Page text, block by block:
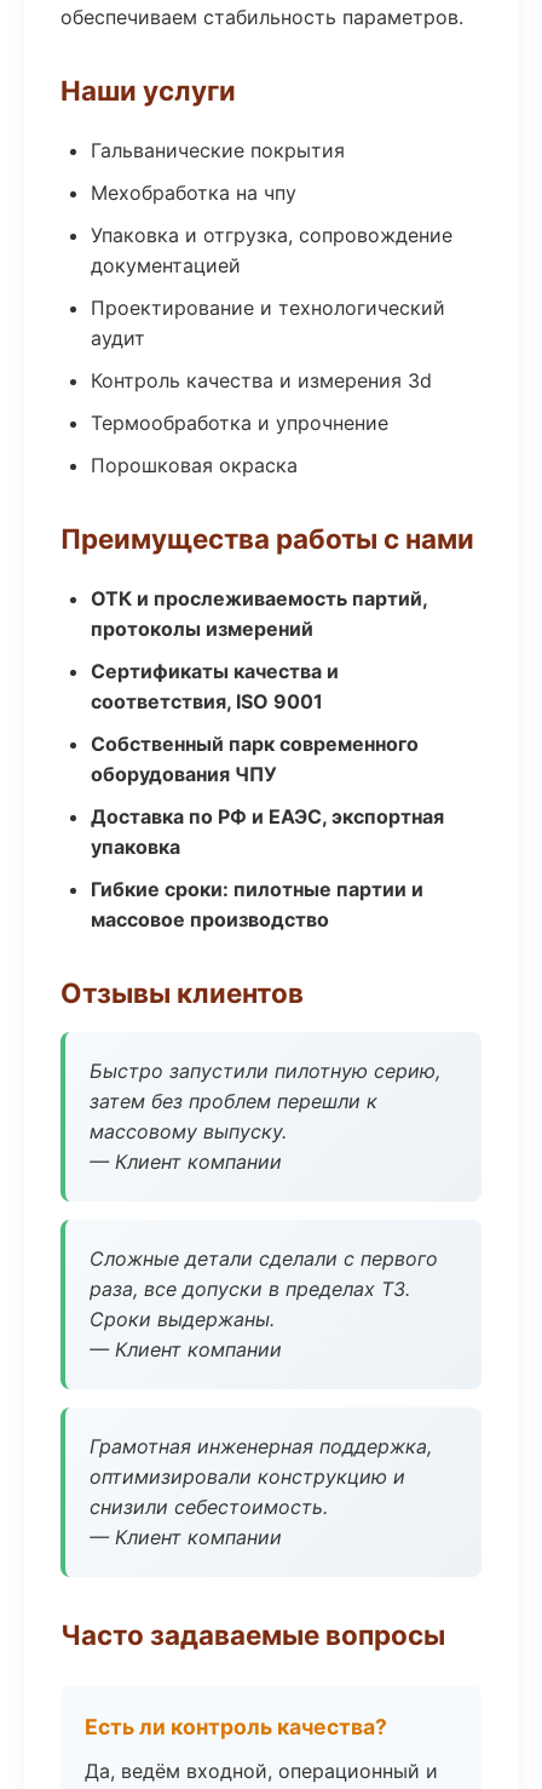
обеспечиваем стабильность параметров.
Наши услуги
Гальванические покрытия
Мехобработка на чпу
Упаковка и отгрузка, сопровождение
документацией
Проектирование и технологический
аудит
Контроль качества и измерения 3d
Термообработка и упрочнение
Порошковая окраска
Преимущества работы с нами
ОТК и прослеживаемость партий,
протоколы измерений
Сертификаты качества и
соответствия, ISO 9001
Собственный парк современного
оборудования ЧПУ
Доставка по РФ и ЕАЭС, экспортная
упаковка
Гибкие сроки: пилотные партии и
массовое производство
Отзывы клиентов
Быстро запустили пилотную серию,
затем без проблем перешли к
массовому выпуску.
— Клиент компании
Сложные детали сделали с первого
раза, все допуски в пределах ТЗ.
Сроки выдержаны.
— Клиент компании
Грамотная инженерная поддержка,
оптимизировали конструкцию и
снизили себестоимость.
— Клиент компании
Часто задаваемые вопросы
Есть ли контроль качества?
Да, ведём входной, операционный и